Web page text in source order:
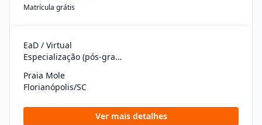
Matrícula grátis
EaD / Virtual
Especialização (pós-graduação)
Praia Mole
Florianópolis/SC
Ver mais detalhes